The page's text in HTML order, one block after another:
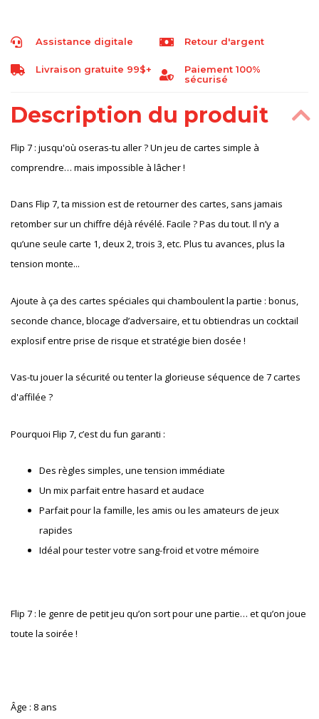
Assistance digitale Retour d'argent
Livraison gratuite 99$+
Paiement 100%
sécurisé
Description du produit
Flip 7 : jusqu'où oseras-tu aller ? Un jeu de cartes simple à
comprendre… mais impossible à lâcher !
Dans Flip 7, ta mission est de retourner des cartes, sans jamais
retomber sur un chiffre déjà révélé. Facile ? Pas du tout. Il n’y a
qu’une seule carte 1, deux 2, trois 3, etc. Plus tu avances, plus la
tension monte...
Ajoute à ça des cartes spéciales qui chamboulent la partie : bonus,
seconde chance, blocage d’adversaire, et tu obtiendras un cocktail
explosif entre prise de risque et stratégie bien dosée !
Vas-tu jouer la sécurité ou tenter la glorieuse séquence de 7 cartes
d'affilée ?
Pourquoi Flip 7, c’est du fun garanti :
Des règles simples, une tension immédiate
Un mix parfait entre hasard et audace
Parfait pour la famille, les amis ou les amateurs de jeux
rapides
Idéal pour tester votre sang-froid et votre mémoire
Flip 7 : le genre de petit jeu qu’on sort pour une partie… et qu’on joue
toute la soirée !
Âge : 8 ans